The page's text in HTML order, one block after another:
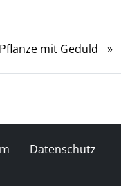
mit Geduld »
Datenschutz